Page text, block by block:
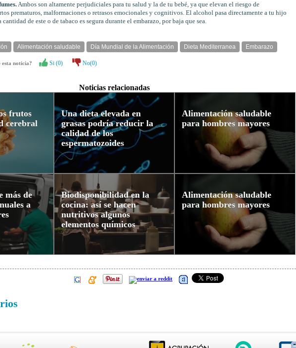
Ambos son altamente perjudiciales para tu salud y la de tu bebé, ya que elevan el riesgo de
prematuros, malformaciones o retrasos emocionales y cognitivos. El alcohol pasa directamente a tu hijo
de este o de tabaco es segura durante el embarazo, por baja que sea.
Alimentación saludable Día Mundial de la Alimentación Dieta Mediterranea Embarazo
esta noticia? Si (0) No(0)
Noticias relacionadas
frutos
cerebral
más de
a
Una dieta elevada en
grasas podría reducir la
calidad de los
espermatozoides
Biodisponibilidad en la
cocina: así se hacen
nutritivos algunos
elementos químicos
Alimentación saludable
para hombres mayores
Alimentación saludable
para hombres mayores